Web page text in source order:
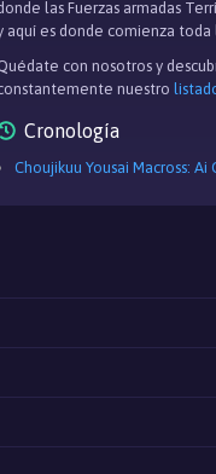
las Fuerzas armadas
aquí es donde comienza toda
con nosotros y
nuestro
Cronología
Choujikuu Yousai Macross: